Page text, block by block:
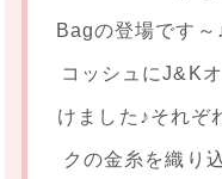
Bagの登場です
コッシュにJ&K
けました♪それぞ
クの金糸を織り